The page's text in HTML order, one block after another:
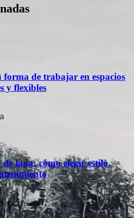
de trabajar en espacios
y flexibles
lana: cómo elegir estilo,